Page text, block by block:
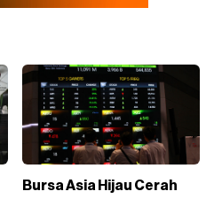
Bursa Asia Hijau Cerah